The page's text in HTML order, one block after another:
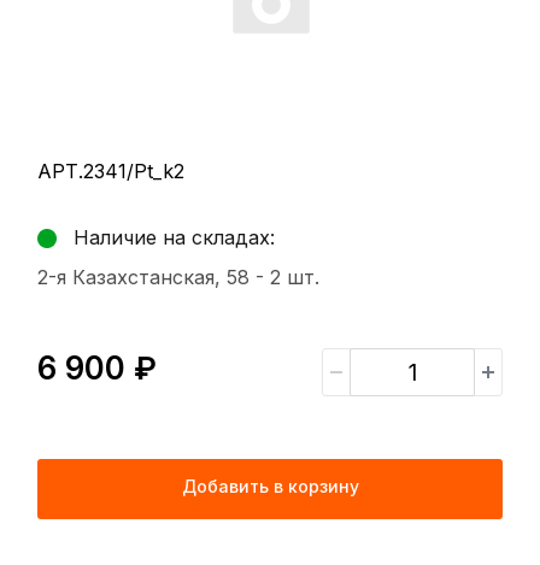
АРТ.2341/Pt_k2
Наличие на складах:
2-я Казахстанская, 58 - 2 шт.
6 900 ₽
Добавить в корзину